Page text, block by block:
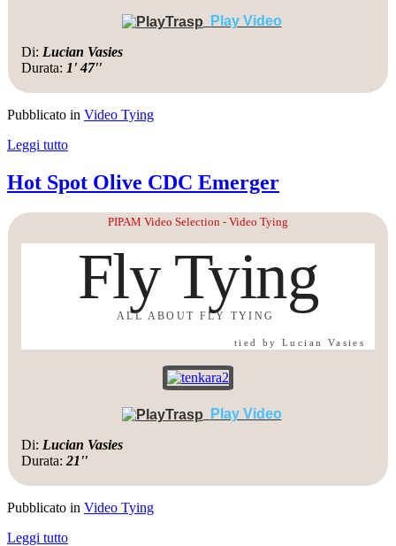
Play Video
Di: Lucian Vasies
Durata: 1' 47''
Pubblicato in Video Tying
Leggi tutto
Hot Spot Olive CDC Emerger
PIPAM Video Selection - Video Tying
Fly Tying
ALL ABOUT FLY TYING
tied by Lucian Vasies
Play Video
Di: Lucian Vasies
Durata: 21''
Pubblicato in Video Tying
Leggi tutto